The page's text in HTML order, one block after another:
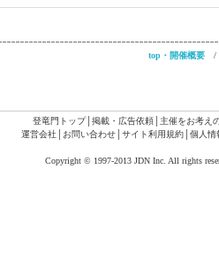
top・開催概要
登竜門トップ│ 掲載・広告依頼
主催をお考え
運営会社│ お問い合わせ│ サイト利用規約│ 個人情
Copyright © 1997-2013 JDN Inc. All rights